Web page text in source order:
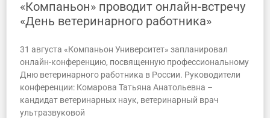
«Компаньон» проводит онлайн-встречу
«День ветеринарного работника»
31 августа «Компаньон Университет» запланировал
онлайн-конференцию, посвященную профессиональному
Дню ветеринарного работника в России. Руководители
конференции: Комарова Татьяна Анатольевна –
кандидат ветеринарных наук, ветеринарный врач
ультразвуковой